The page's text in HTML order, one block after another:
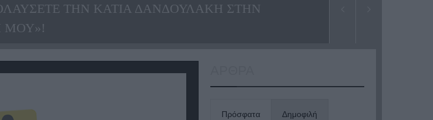
ΤΗΝ ΚΑΤΙΑ ΔΑΝΔΟΥΛΑΚΗ ΣΤΗΝ
ΜΟΥ»!
Πρόσφατα Δημοφιλή